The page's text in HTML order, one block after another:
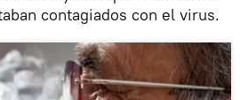
contagiados con el virus.